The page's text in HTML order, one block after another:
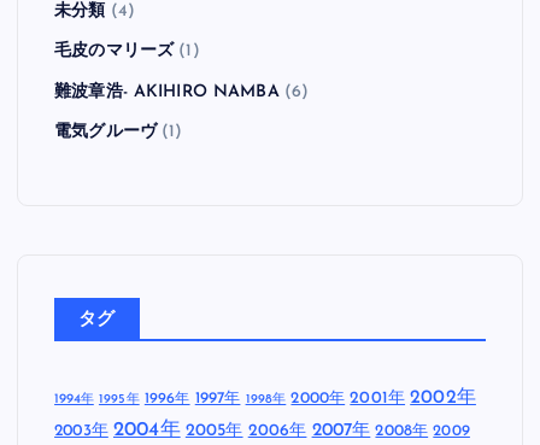
未分類 (4)
毛皮のマリーズ (1)
難波章浩- AKIHIRO NAMBA(6)
電気グルーヴ(1)
タグ
1994年 1995年 1996年 1997年 1998年 2000年 2001年 2002年
2003年 2004年 2005年 2006年 2007年 2008年 2009